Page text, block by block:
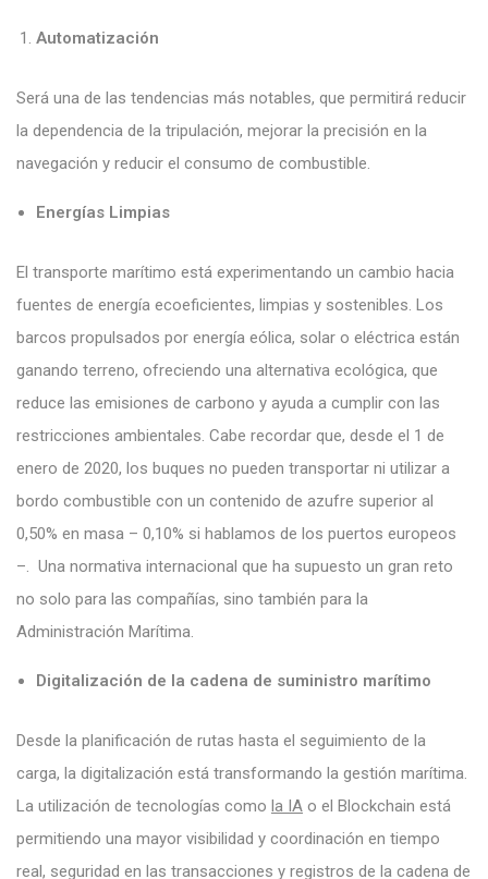
Automatización
Será una de las tendencias más notables, que permitirá reducir
la dependencia de la tripulación, mejorar la precisión en la
navegación y reducir el consumo de combustible.
Energías Limpias
El transporte marítimo está experimentando un cambio hacia
fuentes de energía ecoeficientes, limpias y sostenibles. Los
barcos propulsados por energía eólica, solar o eléctrica están
ganando terreno, ofreciendo una alternativa ecológica, que
reduce las emisiones de carbono y ayuda a cumplir con las
restricciones ambientales. Cabe recordar que, desde el 1 de
enero de 2020, los buques no pueden transportar ni utilizar a
bordo combustible con un contenido de azufre superior al
0,50% en masa – 0,10% si hablamos de los puertos europeos
–. Una normativa internacional que ha supuesto un gran reto
no solo para las compañías, sino también para la
Administración Marítima.
Digitalización de la cadena de suministro marítimo
Desde la planificación de rutas hasta el seguimiento de la
carga, la digitalización está transformando la gestión marítima.
La utilización de tecnologías como la IA o el Blockchain está
permitiendo una mayor visibilidad y coordinación en tiempo
real, seguridad en las transacciones y registros de la cadena de